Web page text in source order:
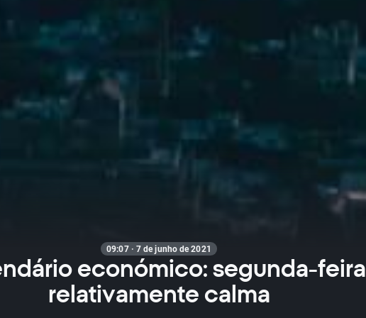
09:07 · 7 de junho de 2021
económico: segunda-feira
relativamente calma